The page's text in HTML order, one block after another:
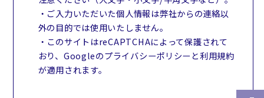
・ご入力いただいた個人情報は弊社からの連絡以
外の目的では使用いたしません。
・このサイトはreCAPTCHAによって保護されて
おり、Googleのプライバシーポリシーと利用規約
が適用されます。